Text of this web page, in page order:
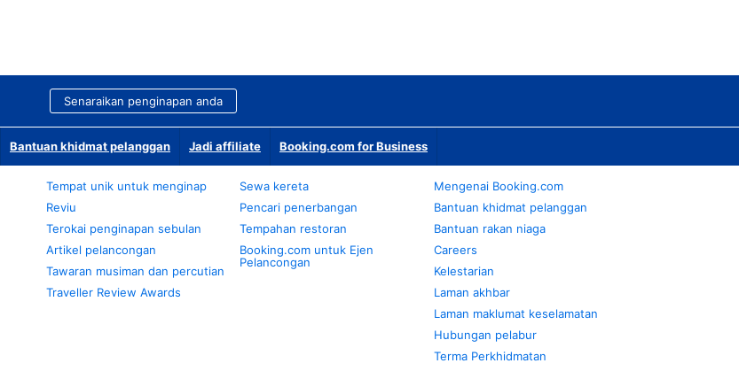
Senaraikan penginapan anda
Bantuan khidmat pelanggan Jadi affiliate Booking.com for Business
Tempat unik untuk menginap
Reviu
Terokai penginapan sebulan
Artikel pelancongan
Tawaran musiman dan percutian
Traveller Review Awards
Sewa kereta
Pencari penerbangan
Tempahan restoran
Booking.com untuk Ejen
Pelancongan
Mengenai Booking.com
Bantuan khidmat pelanggan
Bantuan rakan niaga
Careers
Kelestarian
Laman akhbar
Laman maklumat keselamatan
Hubungan pelabur
Terma Perkhidmatan